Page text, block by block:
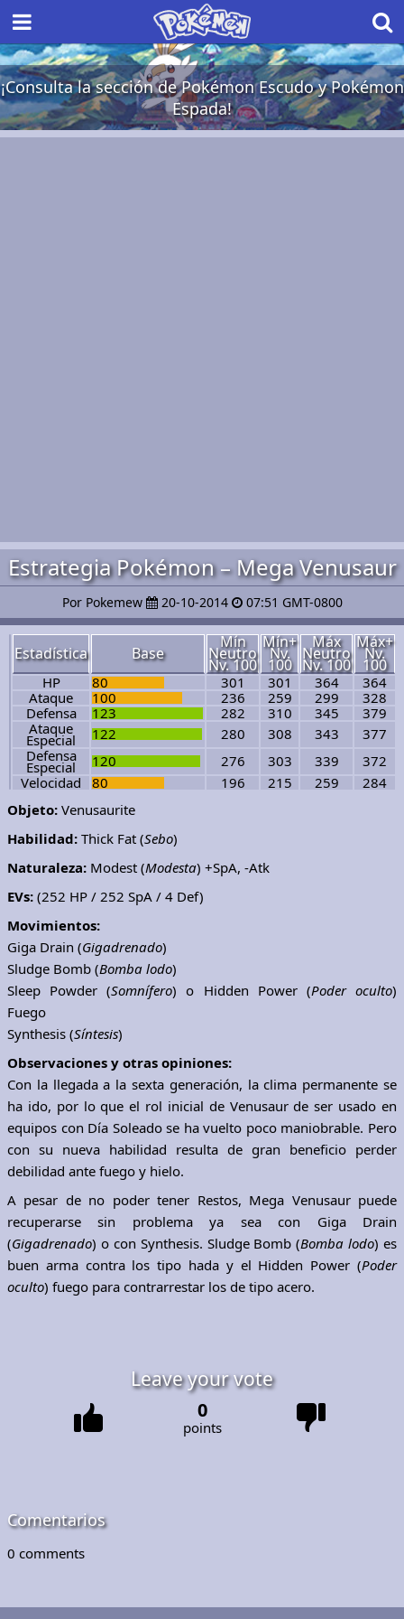
¡Consulta la sección de Pokémon Escudo y Pokémon
Espada!
Estrategia Pokémon – Mega Venusaur
Por Pokemew 20-10-2014 07:51 GMT-0800
Estadística Base
Mín
Neutro
Nv. 100
Mín+
Nv.
100
Máx
Neutro
Nv. 100
Máx+
Nv.
100
HP 80 301 301 364
364
Ataque
100 236 259 299
328
Defensa
123 282 310 345
379
Ataque
Especial 122 280 308 343
377
Defensa
Especial 120 276 303 339
372
Velocidad
80 196 215 259
284
Objeto: Venusaurite
Habilidad: Thick Fat (Sebo)
Naturaleza: Modest (Modesta) +SpA, -Atk
EVs: (252 HP / 252 SpA / 4 Def)
Movimientos:
Giga Drain (Gigadrenado)
Sludge Bomb (Bomba lodo)
Sleep Powder (Somnífero) o Hidden Power (Poder oculto)
Fuego
Synthesis (Síntesis)
Observaciones y otras opiniones:
Con la llegada a la sexta generación, la clima permanente se
ha ido, por lo que el rol inicial de Venusaur de ser usado en
equipos con Día Soleado se ha vuelto poco maniobrable. Pero
con su nueva habilidad resulta de gran beneficio perder
debilidad ante fuego y hielo.
A pesar de no poder tener Restos, Mega Venusaur puede
recuperarse sin problema ya sea con Giga Drain
(Gigadrenado) o con Synthesis. Sludge Bomb (Bomba lodo) es
buen arma contra los tipo hada y el Hidden Power (Poder
oculto) fuego para contrarrestar los de tipo acero.
Leave your vote
0
points
Comentarios
0 comments